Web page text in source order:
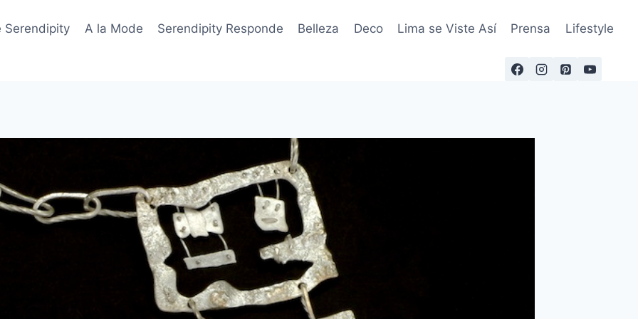
Serendipity A la Mode Serendipity Responde Belleza Deco Lima se Viste Así Prensa Lifestyle